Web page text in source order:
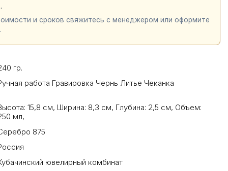
.
и сроков свяжитесь с менеджером или оформите
гр.
работа Гравировка Чернь Литье Чеканка
15,8 см, Ширина: 8,3 см, Глубина: 2,5 см, Объем:
мл,
875
ювелирный комбинат